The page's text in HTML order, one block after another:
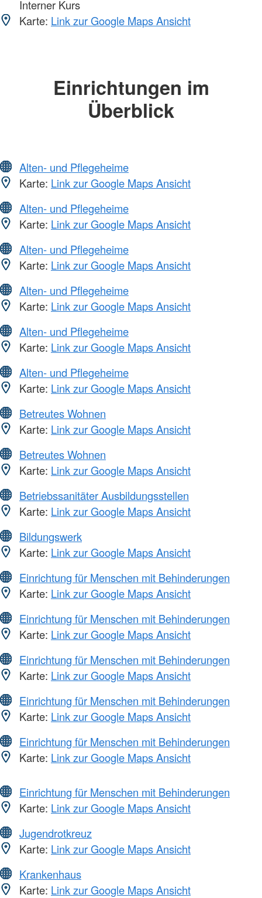
Interner Kurs
Karte: Link zur Google Maps Ansicht
Einrichtungen im
Überblick
Alten- und Pflegeheime
Karte: Link zur Google Maps Ansicht
Alten- und Pflegeheime
Karte: Link zur Google Maps Ansicht
Alten- und Pflegeheime
Karte: Link zur Google Maps Ansicht
Alten- und Pflegeheime
Karte: Link zur Google Maps Ansicht
Alten- und Pflegeheime
Karte: Link zur Google Maps Ansicht
Alten- und Pflegeheime
Karte: Link zur Google Maps Ansicht
Betreutes Wohnen
Karte: Link zur Google Maps Ansicht
Betreutes Wohnen
Karte: Link zur Google Maps Ansicht
Betriebssanitäter Ausbildungsstellen
Karte: Link zur Google Maps Ansicht
Bildungswerk
Karte: Link zur Google Maps Ansicht
Einrichtung für Menschen mit Behinderungen
Karte: Link zur Google Maps Ansicht
Einrichtung für Menschen mit Behinderungen
Karte: Link zur Google Maps Ansicht
Einrichtung für Menschen mit Behinderungen
Karte: Link zur Google Maps Ansicht
Einrichtung für Menschen mit Behinderungen
Karte: Link zur Google Maps Ansicht
Einrichtung für Menschen mit Behinderungen
Karte: Link zur Google Maps Ansicht
Einrichtung für Menschen mit Behinderungen
Karte: Link zur Google Maps Ansicht
Jugendrotkreuz
Karte: Link zur Google Maps Ansicht
Krankenhaus
Karte: Link zur Google Maps Ansicht